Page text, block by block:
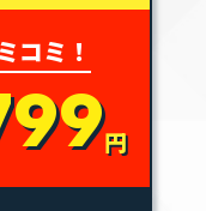
コミ！
円